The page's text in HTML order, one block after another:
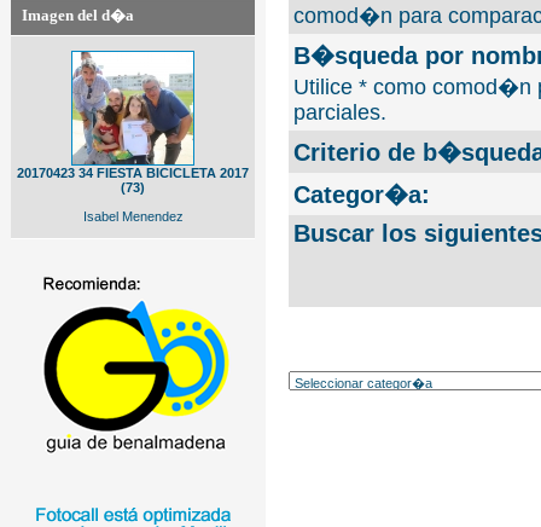
Imagen del d�a
20170423 34 FIESTA BICICLETA 2017
(73)
Isabel Menendez
comod�n para
B�squeda por
Utilice * como comod�n
parciales.
Criterio de
Categor�a:
Buscar los